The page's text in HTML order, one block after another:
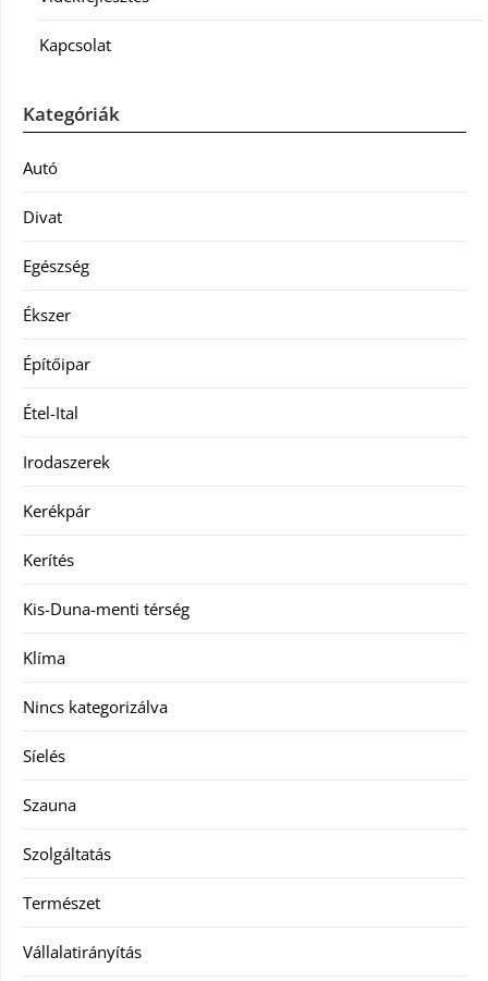
Kapcsolat
Kategóriák
Autó
Divat
Egészség
Ékszer
Építőipar
Étel-Ital
Irodaszerek
Kerékpár
Kerítés
Kis-Duna-menti térség
Klíma
Nincs kategorizálva
Síelés
Szauna
Szolgáltatás
Természet
Vállalatirányítás